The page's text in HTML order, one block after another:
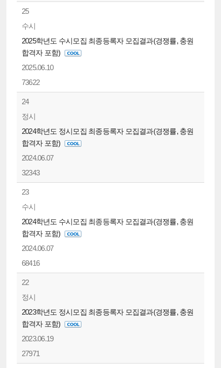
25
수시
2025학년도 수시모집 최종등록자 모집결과(경쟁률, 충원
합격자 포함)
2025.06.10
73622
24
정시
2024학년도 정시모집 최종등록자 모집결과(경쟁률, 충원
합격자 포함)
2024.06.07
32343
23
수시
2024학년도 수시모집 최종등록자 모집결과(경쟁률, 충원
합격자 포함)
2024.06.07
68416
22
정시
2023학년도 정시모집 최종등록자 모집결과(경쟁률, 충원
합격자 포함)
2023.06.19
27971